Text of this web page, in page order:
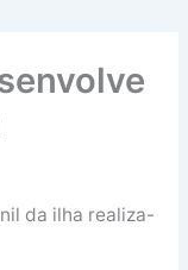
da ilha realiza-